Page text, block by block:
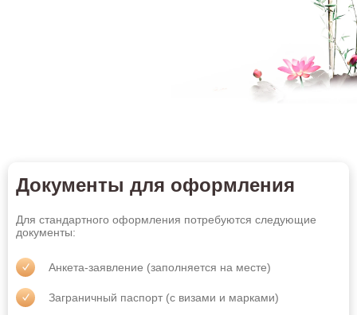
Документы для оформления
Для стандартного оформления потребуются следующие
документы:
Анкета-заявление (заполняется на месте)
Заграничный паспорт (с визами и марками)
Абакан Альметьевск
Армавир
Архангельск Астрахань
Ачинск Балаково